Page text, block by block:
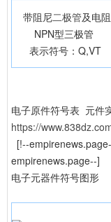
带阻尼二极管及电阻
NPN型三极管
表示符号：Q,VT
电子原件符号表 元件
https://
[!--
empirenews.page--]
电子元器件符号图形